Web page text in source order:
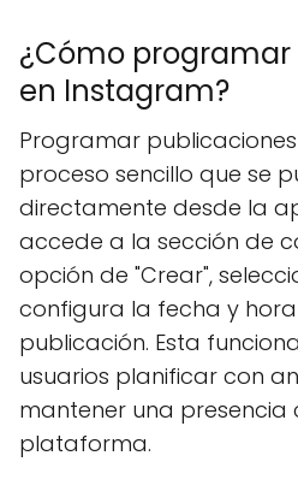
¿Cómo
en Instagram?
Programar
proceso sencillo que se
directamente desde la
accede a la sección de
opción de "Crear",
configura la fecha y
publicación. Esta
usuarios planificar con
mantener una presencia
plataforma.